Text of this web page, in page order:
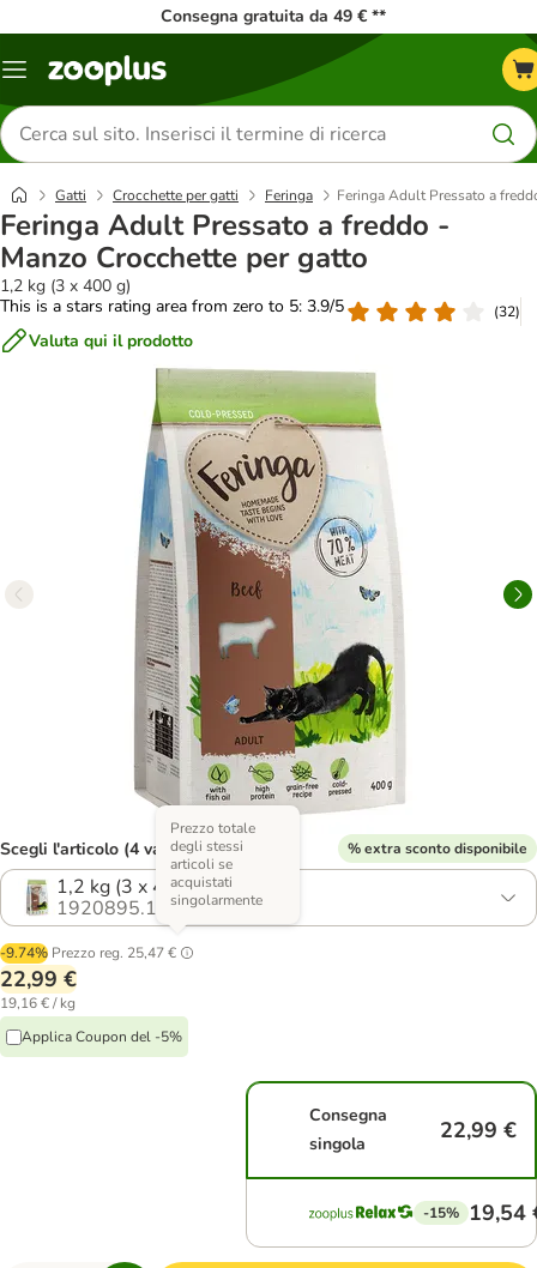
Consegna gratuita da 49 € **
Overview
Cerca
prodotti
Gatti Crocchette per gatti Feringa Feringa Adult Pressato a
Feringa Adult Pressato a freddo -
Manzo Crocchette per gatto
1,2 kg (3 x 400 g)
This is a stars rating area from zero to 5: 3.9/5
(32)
Valuta qui il prodotto
Scegli l'articolo (4 varianti) % extra sconto disponibile
1,2 kg (3 x 400 g)
1920895.1
-9.74% Prezzo reg. 25,47 €
Prezzo totale
degli stessi
articoli se
acquistati
singolarmente
22,99 €
19,16 € / kg
Applica Coupon del -5%
Consegna
singola
22,99 €
-15% 19,54